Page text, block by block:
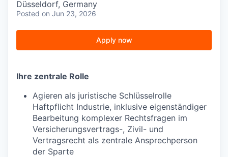
Düsseldorf, Germany
Posted on Jun 23, 2026
Apply now
Ihre zentrale Rolle
Agieren als juristische Schlüsselrolle
Haftpflicht Industrie, inklusive eigenständiger
Bearbeitung komplexer Rechtsfragen im
Versicherungsvertrags-, Zivil- und
Vertragsrecht als zentrale Ansprechperson
der Sparte